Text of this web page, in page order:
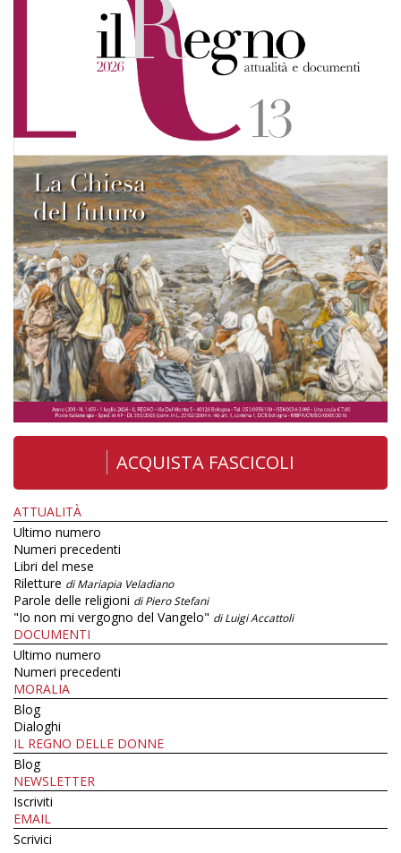
ACQUISTA FASCICOLI
ATTUALITÀ
Ultimo numero
Numeri precedenti
Libri del mese
Riletture di Mariapia Veladiano
Parole delle religioni di Piero Stefani
"Io non mi vergogno del Vangelo" di Luigi Accattoli
DOCUMENTI
Ultimo numero
Numeri precedenti
MORALIA
Blog
Dialoghi
IL REGNO DELLE DONNE
Blog
NEWSLETTER
Iscriviti
EMAIL
Scrivici